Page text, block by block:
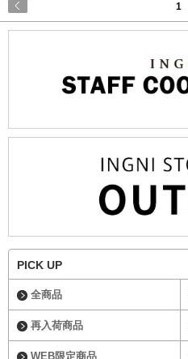
1
PICK UP
全商品
再入荷商品
WEB限定商品